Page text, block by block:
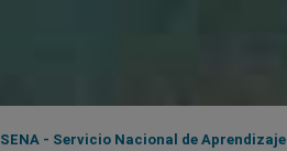
SENA - Servicio Nacional de Aprendizaje